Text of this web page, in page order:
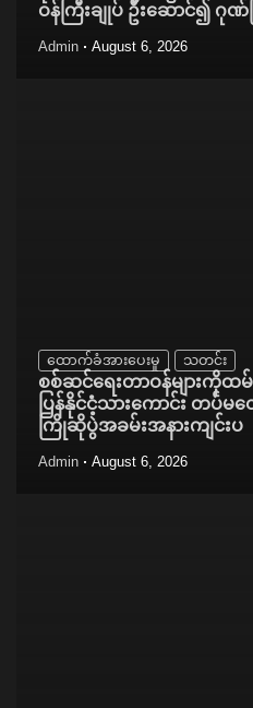
ဝန်ကြီးချုပ် ဦးဆောင်၍
Admin August 6, 2026
ထောက်ခံအားပေးမှု သတင်း
စစ်ဆင်ရေးတာဝန်များကို
ပြန်နိုင်ငံ့သားကောင်း တပ်မ
ကြိုဆိုပွဲအခမ်းအနားကျင်းပ
Admin August 6, 2026